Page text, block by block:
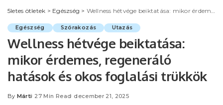
5letes ötletek > Egészség > Wellness hétvége beiktatása: mikor érdemes, regeneráló hatások és okos foglalási trükkök
Egészség Szórakozás Utazás
Wellness hétvége beiktatása:
mikor érdemes, regeneráló
hatások és okos foglalási trükkök
Posted
By Márti 27 Min Read december 21, 2025